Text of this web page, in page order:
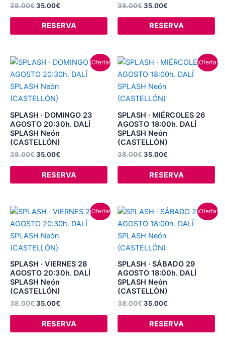
38.00€35.00€
RESERVA
38.00€35.00€
RESERVA
¡Oferta!
SPLASH · DOMINGO 23
AGOSTO 20:30h. DALÍ
SPLASH Neón
(CASTELLÓN)
38.00€
El
original
era:
38.00€.
35.00€
El
actual
RESERVA
¡Oferta!
SPLASH · MIÉRCOLES 26
AGOSTO 18:00h. DALÍ
SPLASH Neón
(CASTELLÓN)
38.00€
El
original
era:
38.00€.
35.00€
El
actual
RESERVA
¡Oferta!
SPLASH · VIERNES 28
AGOSTO 20:30h. DALÍ
SPLASH Neón
(CASTELLÓN)
38.00€
El
precio
original
era:
38.00€.
35.00€
El
actual
RESERVA
¡Oferta!
SPLASH · SÁBADO 29
AGOSTO 18:00h. DALÍ
SPLASH Neón
(CASTELLÓN)
38.00€
El
precio
original
era:
38.00€.
35.00€
El
precio
actual
RESERVA